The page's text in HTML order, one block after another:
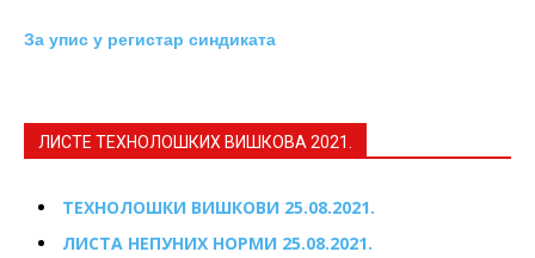
За упис у регистар синдиката
ЛИСТЕ ТЕХНОЛОШКИХ ВИШКОВА 2021.
ТЕХНОЛОШКИ ВИШКОВИ 25.08.2021.
ЛИСТА НЕПУНИХ НОРМИ 25.08.2021.